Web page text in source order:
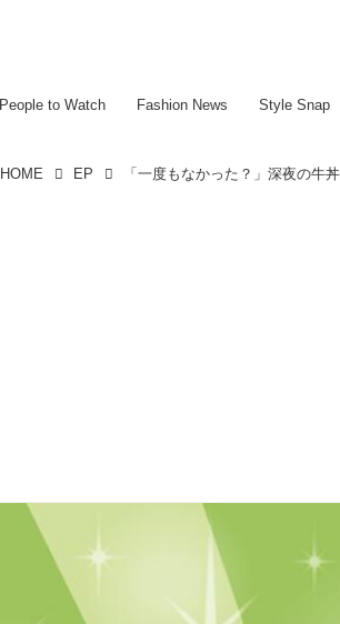
People to Watch Fashion News Style Snap
HOME EP